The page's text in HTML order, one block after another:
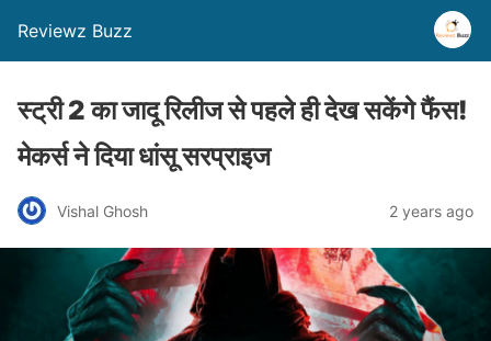
Reviewz Buzz
स्ट्री 2 का जादू रिलीज से पहले ही देख सकेंगे फैंस!
मेकर्स ने दिया धांसू सरप्राइज
Vishal Ghosh 2 years ago